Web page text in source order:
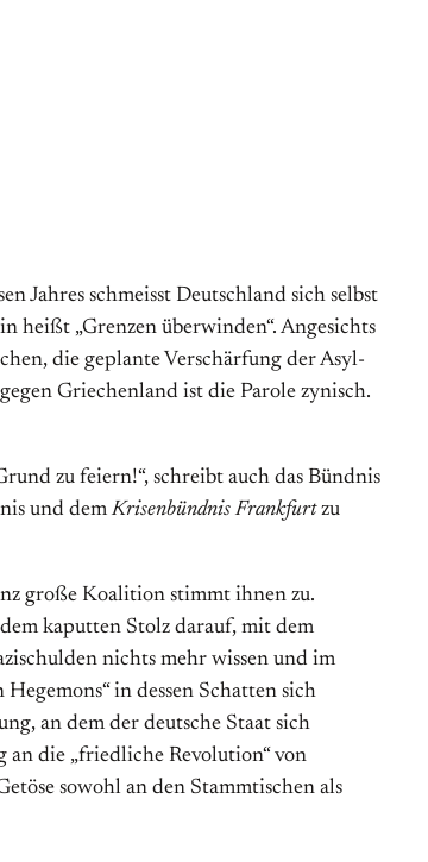
Jahres schmeisst Deutschland sich selbst
heißt „Gren­zen über­win­den“. An­ge­sichts
die ge­plan­te Ver­schär­fung der Asyl­
Griechen­land ist die Pa­ro­le zy­nisch.
zu feiern!“, schreibt auch das Bündnis
und dem Krisenbündnis Frankfurtzu
große Koalition stimmt ihnen zu.
kaputten Stolz darauf, mit dem
nichts mehr wissen und im
in dessen Schatten sich
an dem der deutsche Staat sich
die „friedliche Revolution“ von
sowohl an den Stammtischen als